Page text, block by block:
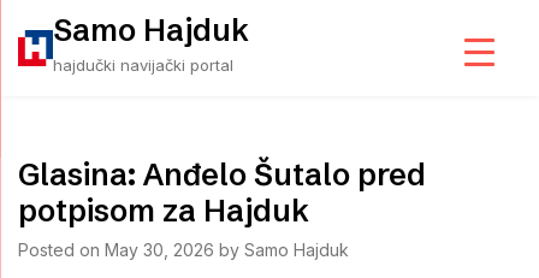
content
Samo Hajduk
hajdučki navijački portal
Glasina: Anđelo Šutalo pred
potpisom za Hajduk
Posted on May 30, 2026 by Samo Hajduk